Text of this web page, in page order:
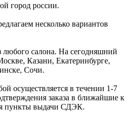
город россии.
несколько вариантов
любого салона. На сегодняшний
Казани, Екатеринбурге,
Сочи.
осуществляется в течении 1-7
заказа в ближайшие к
пункты выдачи СДЭК.